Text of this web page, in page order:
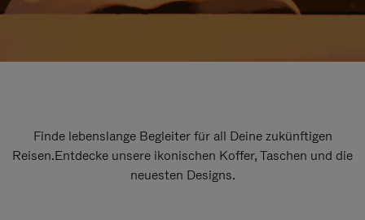
Finde lebenslange Begleiter für all Deine zukünftigen
Reisen.Entdecke unsere ikonischen Koffer, Taschen und die
neuesten Designs.